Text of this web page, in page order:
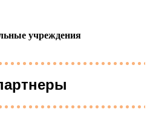
учреждения